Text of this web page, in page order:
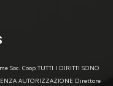
Soc. Coop TUTTI I DIRITTI SONO
AUTORIZZAZIONE Direttore